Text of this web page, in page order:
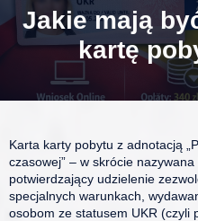
Jakie mają
kartę
Karta karty pobytu z adnotacją
czasowej” – w skrócie
potwierdzający udzielenie
specjalnych warunkach,
osobom ze statusem UKR (czyli